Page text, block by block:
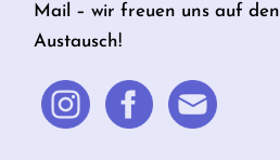
Mail – wir freuen uns auf den
Austausch!